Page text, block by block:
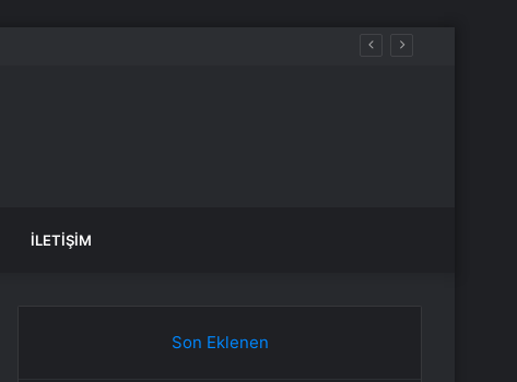
İLETIŞIM
Son Eklenen